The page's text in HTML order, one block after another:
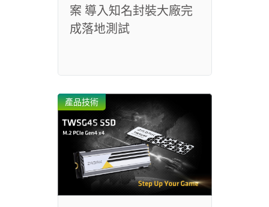
案 導入知名封裝大廠完
成落地測試
產品技術